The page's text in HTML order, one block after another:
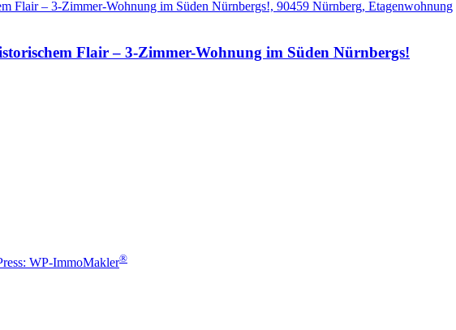
Flair – 3-Zimmer-Wohnung im Süden Nürnbergs!
WP-ImmoMakler®